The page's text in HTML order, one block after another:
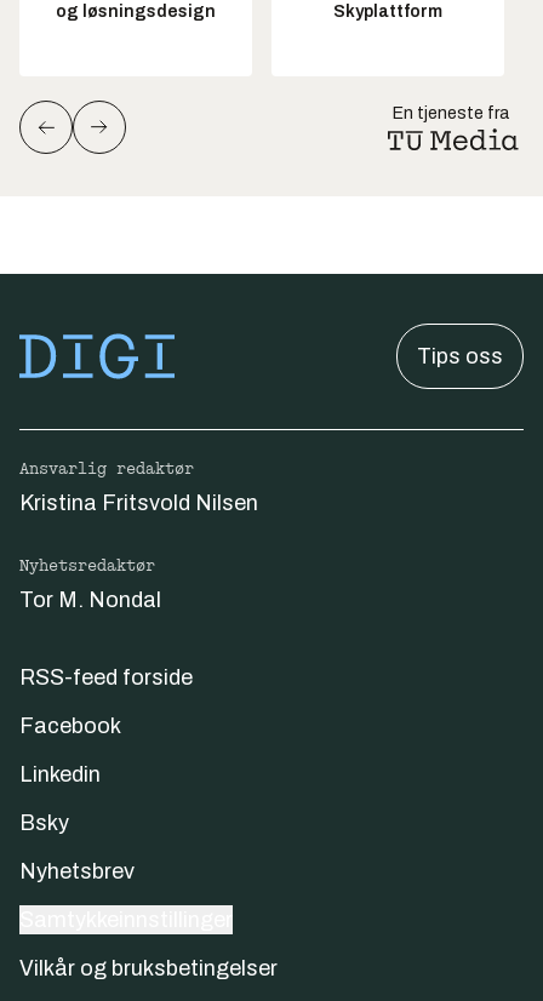
og løsningsdesign
Skyplattform
En tjeneste fra
Tips oss
Ansvarlig redaktør
Kristina Fritsvold Nilsen
Nyhetsredaktør
Tor M. Nondal
RSS-feed forside
Facebook
Linkedin
Bsky
Nyhetsbrev
Vilkår og bruksbetingelser